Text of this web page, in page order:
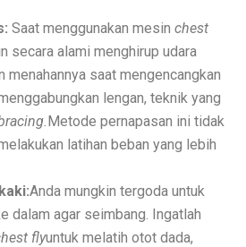
Konsumen Tumbuh Lemah di
Zodiak Libra dan Scorpio 2 Oktober 2025:
Konsumen Menurun: Indeks Kepercayaan
Jawa: 7 Weton Siap Bawa Kekayaan di
Jawa Beruntung! Energi Rezeki
Saat menggunakan mesin chest
secara alami menghirup udara
menahannya saat mengencangkan
lengan, teknik yang
Metode pernapasan ini tidak
latihan beban yang lebih
Anda mungkin tergoda untuk
dalam agar seimbang. Ingatlah
flyuntuk melatih otot dada,